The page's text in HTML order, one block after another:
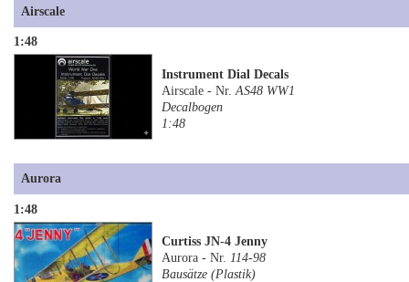
Airscale
1:48
Instrument Dial Decals
Airscale - Nr.AS48 WW1
Decalbogen
1:48
Aurora
1:48
Curtiss JN-4 Jenny
Aurora - Nr. 114-98
Bausätze (Plastik)